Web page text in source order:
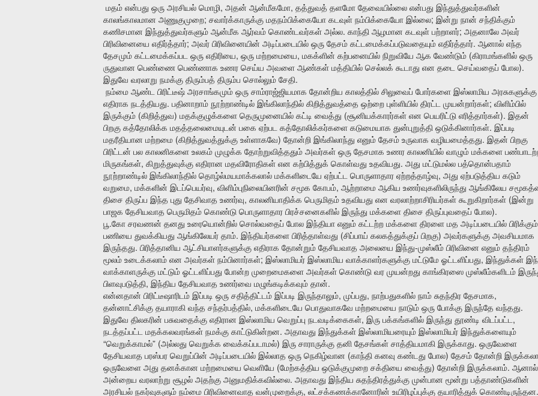
மதம் என்பது ஒரு அரசியல் மொழி, அதன் ஆன்மீகமோ, தத்துவத் தளமோ தேவையில்லை என்பது இந்துத்துவர்களின்
காலங்காலமான அணுகுமுறை; சவார்க்காருக்கு மதநம்பிக்கையோ கடவுள் நம்பிக்கையோ இல்லை; இன்று நான் சந்திக்கும்
கணிசமான இந்துத்துவர்களும் ஆன்மீக ஆர்வம் கொண்டவர்கள் அல்ல. காந்தி ஆழமான கடவுள் பற்றாளர்; அதனாலே அவர்
பிரிவினையை எதிர்த்தார்; அவர் பிரிவினையின் அடிப்படையில் ஒரு தேசம் கட்டமைக்கப்படுவதையும் எதிர்த்தார். ஆனால் எந்த
தேசமும் கட்டமைக்கப்பட ஒரு எதிரியை, ஒரு மற்றமையை, மகக்ளின் கற்பனையில் நிறுவியே ஆக வேண்டும் (கிராமங்களில் ஒரு
ருதுவான பெண்ணை பெண்ணாக உணர செய்ய அவளை ஆண்கள் மத்தியில் செல்லக் கூடாது என தடை செய்வதைப் போல).
இதுவே வரலாறு நமக்கு திரும்பத் திரும்ப சொல்லும் சேதி.
நம்மை ஆண்ட பிரிட்டீஷ் அரசாங்கமும் ஒரு சாம்ராஜ்ஜியமாக தோன்றிய காலத்தில் சிலுவைப் போர்களை இஸ்லாமிய அரசுகளுக்கு
எதிராக நடத்தியது. பதினாறாம் நூற்றாண்டில் இங்கிலாந்தில் கிறித்துவத்தை ஒற்றை புள்ளியில் திரட்ட முயன்றார்கள்; விளிம்பில்
இருக்கும் (கிறித்துவ) மதக்குழுக்களை தெருமுனையில் கட்டி வைத்து (சூனியக்காரர்கள் என பெயரிட்டு எரித்தார்கள்). இதன்
பிறகு கத்தோலிக்க மதத்தலைமையுடன் பகை ஏற்பட கத்தோலிக்கர்களை கடுமையாக துன்புறுத்தி ஒடுக்கினார்கள். இப்படி
மதரீதியான மற்றமை (கிறித்துவத்துக்கு உள்ளாகவே) தோன்றி இங்கிலாந்து எனும் தேசம் உருவாக வழியமைத்தது. இதன் பிறகு
பிரிட்டன் பல காலனிகளை உலகம் முழுக்க தோற்றுவித்ததும் அவர்கள் ஒரு தேசமாக உணர காலனியில் வாழும் மக்களை
மிருகங்கள், கிறுத்துவுக்கு எதிரான மதவிரோதிகள் என கற்பித்துக் கொள்வது உதவியது. அது மட்டுமல்ல பத்தொன்பதாம்
நூற்றாண்டில் இங்கிலாந்தில் தொழ்ல்மயமாக்கலால் மக்களிடையே ஏற்பட்ட பொருளாதார ஏற்றத்தாழ்வு, அது ஏற்படுத்திய கடும்
வறுமை, மக்களின் இடப்பெயர்வு, விளிம்புநிலையினரின் சமூக கோபம், ஆற்றாமை ஆகிய உணர்வுகளிலிருந்து ஆங்கிலேய
திசை திருப்ப இந்த புது தேசிவாத உணர்வு, காலனியாதிக்க பெருமிதம் உதவியது என வரலாற்றாசிரியர்கள் கூறுகிறார்கள் (இன்று
பாஜக தேசியவாத பெருமிதம் கொண்டு பொருளாதார பிரச்சனைகளில் இருந்து மக்களை திசை திருப்புவதைப் போல).
பூ.கோ சரவணன் தனது உரையொன்றில் சொல்வதைப் போல இந்தியா எனும் கட்டற்ற மக்களை திரளை மத அடிப்படையில் பிரிக்கும்
பணியை துவக்கியது ஆங்கிலேயர் தாம். இந்தியர்களை பிரித்தாள்வது (சிப்பாய் கலகத்துக்குப் பிறகு) அவர்களுக்கு அவசியமாக
இருந்தது. பிரித்தானிய ஆட்சியாளர்களுக்கு எதிராக தோன்றும் தேசியவாத அலையை இந்து-முஸ்லீம் பிரிவினை எனும் தந்திரம்
மூலம் உடைக்கலாம் என அவர்கள் நம்பினார்கள்; இஸ்லாமியர் இஸ்லாமிய வாக்காளர்களுக்கு மட்டுமே ஓட்டளிப்பது, இந்துக்கள்
வாக்காளருக்கு மட்டும் ஓட்டளிப்பது போன்ற முறைமைகளை அவர்கள் கொண்டு வர முயன்றது காங்கிரஸை முஸ்லீம்களிடம்
பிளவுபடுத்தி, இந்திய தேசியவாத உணர்வை மழுங்கடிக்கவும் தான்.
என்னதான் பிரிட்டீஷாரிடம் இப்படி ஒரு சதித்திட்டம் இப்படி இருந்தாலும், முப்பது, நாற்பதுகளில் நாம் சுதந்திர தேசமாக,
தன்னாட்சிக்கு தயாராகி வந்த சந்தர்பத்தில், மக்களிடையே பொதுவாகவே மற்றமையை நாடும் ஒரு போக்கு இருந்தே வந்தது.
இதுவே திலகரின் பசுவதைக்கு எதிரான இஸ்லாமிய வெறுப்பு நடவடிக்கைகள், இரு பக்கங்களில் இருந்து தூண்டி விடப்பட்ட ,
நடத்தப்பட்ட மதக்கலவரங்கள் நமக்கு காட்டுகின்றன. அதாவது இந்துக்கள் இஸ்லாமியரையும் இஸ்லாமியர் இந்துக்களையும்
“வெறுக்காமல்” (அல்லது வெறுக்க வைக்கப்படாமல்) இரு சாராருக்கு தனி தேசங்கள் சாத்தியமாகி இருக்காது. ஒருவேளை
தேசியவாத பரஸ்பர வெறுப்பின் அடிப்படையில் இல்லாத ஒரு நெகிழ்வான (காந்தி கனவு கண்டது போல) தேசம் தோன்றி
ஒருவேளை அது தனக்கான மற்றமையை வெளியே (மேற்கத்திய ஒடுக்குமுறை சக்தியை வைத்து) தோன்றி இருக்கலாம். ஆனால்
அன்றைய வரலாற்று சூழல் அதற்கு அனுமதிக்கவில்லை. அதாவது இந்திய சுதந்திரத்துக்கு முன்பான மூன்று பத்தாண்டுகளின்
அரசியல் நகர்வுகளும் நம்மை பிரிவினைவாத வன்முறைக்கு, லட்சக்கணக்கானோரின் உயிரிழப்புக்கு தயாரித்துக் கொண்டிருந்தன.